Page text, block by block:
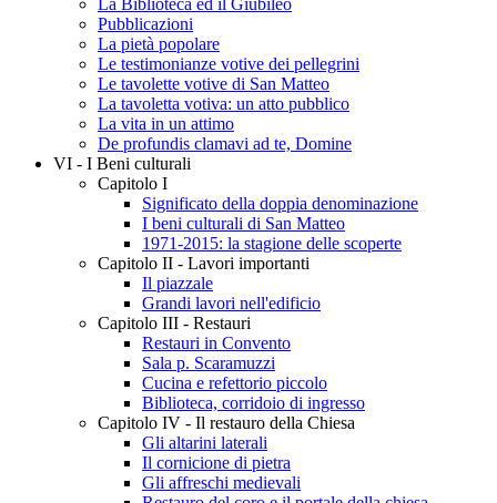
La Biblioteca ed il Giubileo
Pubblicazioni
La pietà popolare
Le testimonianze votive dei pellegrini
Le tavolette votive di San Matteo
La tavoletta votiva: un atto pubblico
La vita in un attimo
De profundis clamavi ad te, Domine
VI - I Beni culturali
Capitolo I
Significato della doppia denominazione
I beni culturali di San Matteo
1971-2015: la stagione delle scoperte
Capitolo II - Lavori importanti
Il piazzale
Grandi lavori nell'edificio
Capitolo III - Restauri
Restauri in Convento
Sala p. Scaramuzzi
Cucina e refettorio piccolo
Biblioteca, corridoio di ingresso
Capitolo IV - Il restauro della Chiesa
Gli altarini laterali
Il cornicione di pietra
Gli affreschi medievali